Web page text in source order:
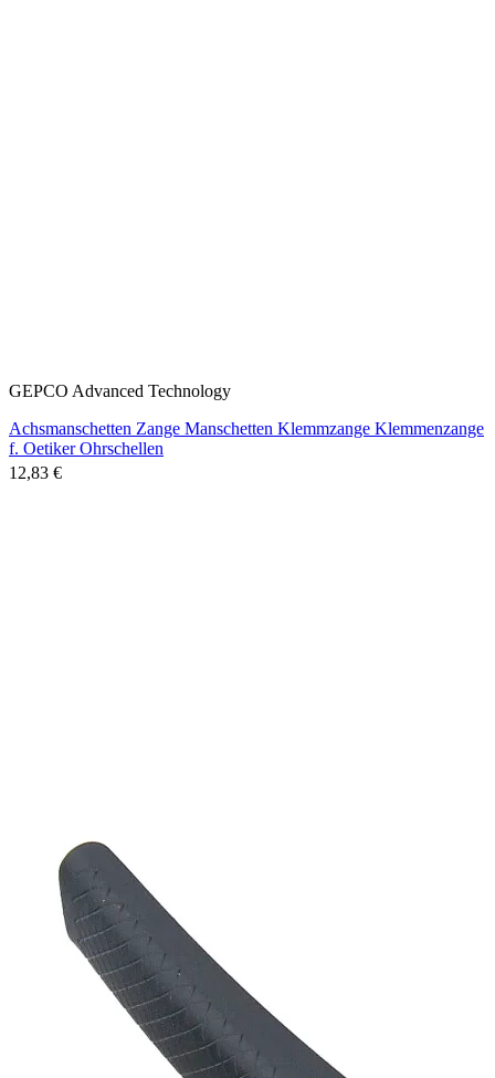
GEPCO Advanced Technology
Achsmanschetten Zange Manschetten Klemmzange Klemmenzange
f. Oetiker Ohrschellen
12,83 €